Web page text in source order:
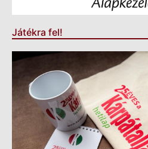
Játékra fel!